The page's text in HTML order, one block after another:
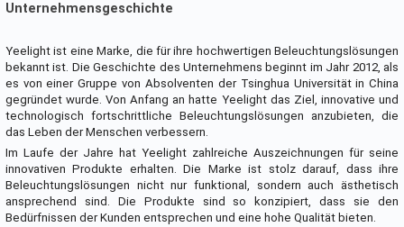
Unternehmensgeschichte
Yeelight ist eine Marke, die für ihre hochwertigen Beleuchtungslösungen
bekannt ist. Die Geschichte des Unternehmens beginnt im Jahr 2012, als
es von einer Gruppe von Absolventen der Tsinghua Universität in China
gegründet wurde. Von Anfang an hatte Yeelight das Ziel, innovative und
technologisch fortschrittliche Beleuchtungslösungen anzubieten, die
das Leben der Menschen verbessern.
Im Laufe der Jahre hat Yeelight zahlreiche Auszeichnungen für seine
innovativen Produkte erhalten. Die Marke ist stolz darauf, dass ihre
Beleuchtungslösungen nicht nur funktional, sondern auch ästhetisch
ansprechend sind. Die Produkte sind so konzipiert, dass sie den
Bedürfnissen der Kunden entsprechen und eine hohe Qualität bieten.